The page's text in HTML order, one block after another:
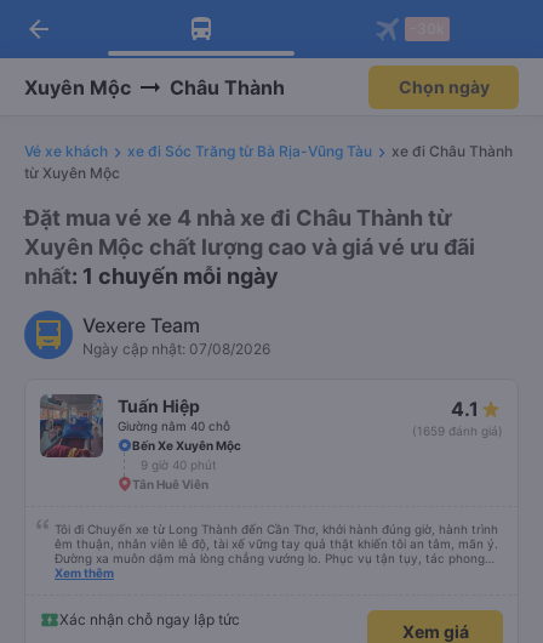
Tải app Vexere ngay!
Nhận ưu đãi thành viên độc
Mở app
Tải app Vexere
-30k/ghế khi đặt vé máy bay qua
Mở app
arrow_back
Xuyên Mộc Châu Thành Chọn ngày
Vé xe khách xe đi Sóc Trăng từ Bà Rịa-Vũng Tàu
xe đi Châu Thành
từ Xuyên Mộc
Đặt mua vé xe 4 nhà xe đi Châu Thành từ
Xuyên Mộc chất lượng cao và giá vé ưu đãi
nhất: 1 chuyến mỗi ngày
Vexere Team
Ngày cập nhật: 07/08/2026
Tuấn Hiệp
Giường nằm 40 chỗ
4.1
(1659 đánh giá)
Bến Xe Xuyên Mộc
9 giờ 40 phút
Tân Huê Viên
Tôi đi Chuyến xe từ Long Thành đến Cần Thơ, khởi hành đúng giờ, hành trình
êm thuận, nhân viên lễ độ, tài xế vững tay quả thật khiến tôi an tâm, mãn ý.
Đường xa muôn dặm mà lòng chẳng vướng lo. Phục vụ tận tụy, tác phong
nghiêm cẩn, hiếm thấy giữa thời buổi kim tiền vội vã. Xã hội loạn đạo. Xin gửi
Xem thêm
Xác nhận chỗ ngay lập tức
Xem giá